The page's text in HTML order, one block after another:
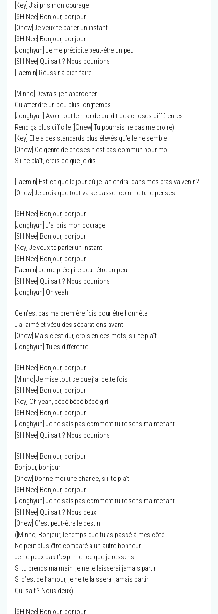
[Key] J’ai pris mon courage
[SHINee] Bonjour, bonjour
[Onew] Je veux te parler un instant
[SHINee] Bonjour, bonjour
[Jonghyun] Je me précipite peut-être un peu
[SHINee] Qui sait ? Nous pourrions
[Taemin] Réussir à bien faire
[Minho] Devrais-je t’approcher
Ou attendre un peu plus longtemps
[Jonghyun] Avoir tout le monde qui dit des choses différentes
Rend ça plus difficile ([Onew] Tu pourrais ne pas me croire)
[Key] Elle a des standards plus élevés qu’elle ne semble
[Onew] Ce genre de choses n’est pas commun pour moi
S’il te plaît, crois ce que je dis
[Taemin] Est-ce que le jour où je la tiendrai dans mes bras va venir ?
[Onew] Je crois que tout va se passer comme tu le penses
[SHINee] Bonjour, bonjour
[Jonghyun] J’ai pris mon courage
[SHINee] Bonjour, bonjour
[Key] Je veux te parler un instant
[SHINee] Bonjour, bonjour
[Taemin] Je me précipite peut-être un peu
[SHINee] Qui sait ? Nous pourrions
[Jonghyun] Oh yeah
Ce n’est pas ma première fois pour être honnête
J’ai aimé et vécu des séparations avant
[Onew] Mais c’est dur, crois en ces mots, s’il te plaît
[Jonghyun] Tu es différente
[SHINee] Bonjour, bonjour
[Minho] Je mise tout ce que j’ai cette fois
[SHINee] Bonjour, bonjour
[Key] Oh yeah, bébé bébé bébé girl
[SHINee] Bonjour, bonjour
[Jonghyun] Je ne sais pas comment tu te sens maintenant
[SHINee] Qui sait ? Nous pourrions
[SHINee] Bonjour, bonjour
Bonjour, bonjour
[Onew] Donne-moi une chance, s’il te plaît
[SHINee] Bonjour, bonjour
[Jonghyun] Je ne sais pas comment tu te sens maintenant
[SHINee] Qui sait ? Nous deux
[Onew] C’est peut-être le destin
([Minho] Bonjour, le temps que tu as passé à mes côté
Ne peut plus être comparé à un autre bonheur
Je ne peux pas t’exprimer ce que je ressens
Si tu prends ma main, je ne te laisserai jamais partir
Si c’est de l’amour, je ne te laisserai jamais partir
Qui sait ? Nous deux)
[SHINee] Bonjour, bonjour